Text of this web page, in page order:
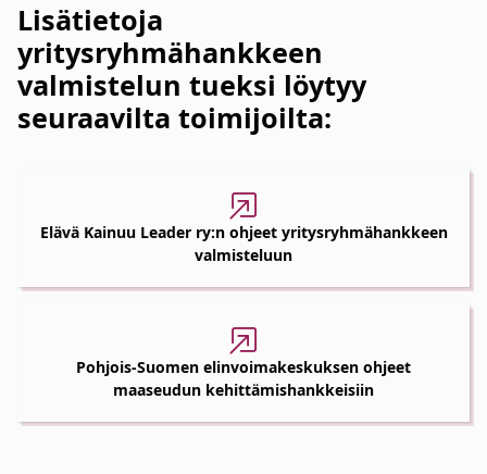
Lisätietoja
yritysryhmähankkeen
valmistelun tueksi löytyy
seuraavilta toimijoilta:
Elävä Kainuu Leader ry:n ohjeet yritysryhmähankkeen
valmisteluun
Pohjois-Suomen elinvoimakeskuksen ohjeet
maaseudun kehittämishankkeisiin